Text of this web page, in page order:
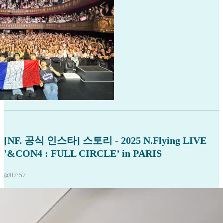
[NF. 공식 인스타] 스토리 - 2025 N.Flying LIVE
'&CON4 : FULL CIRCLE’ in PARIS
@07:57